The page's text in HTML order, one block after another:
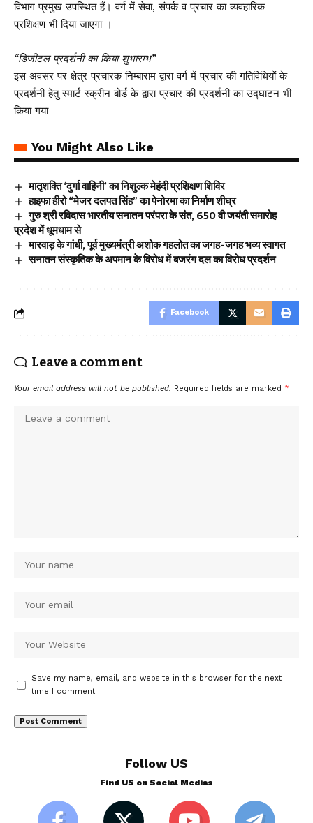
विभाग प्रमुख उपस्थित हैं। वर्ग में सेवा, संपर्क व प्रचार का व्यवहारिक
प्रशिक्षण भी दिया जाएगा ।
“डिजीटल प्रदर्शनी का किया शुभारम्भ”
इस अवसर पर क्षेत्र प्रचारक निम्बाराम द्वारा वर्ग में प्रचार की गतिविधियों के
प्रदर्शनी हेतु स्मार्ट स्क्रीन बोर्ड के द्वारा प्रचार की प्रदर्शनी का उद्घाटन भी
किया गया
You Might Also Like
मातृशक्ति ‘दुर्गा वाहिनी’ का निशुल्क मेहंदी प्रशिक्षण शिविर
हाइफा हीरो “मेजर दलपत सिंह” का पेनोरमा का निर्माण शीघ्र
गुरु श्री रविदास भारतीय सनातन परंपरा के संत, 650 वी जयंती समारोह
प्रदेश में धूमधाम से
मारवाड़ के गांधी, पूर्व मुख्यमंत्री अशोक गहलोत का जगह-जगह भव्य स्वागत
सनातन संस्कृतिक के अपमान के विरोध में बजरंग दल का विरोध प्रदर्शन
Facebook
Leave a comment
Your email address will not be published. Required fields are marked *
Save my name, email, and website in this browser for the next
time I comment.
Follow US
Find US on Social Medias